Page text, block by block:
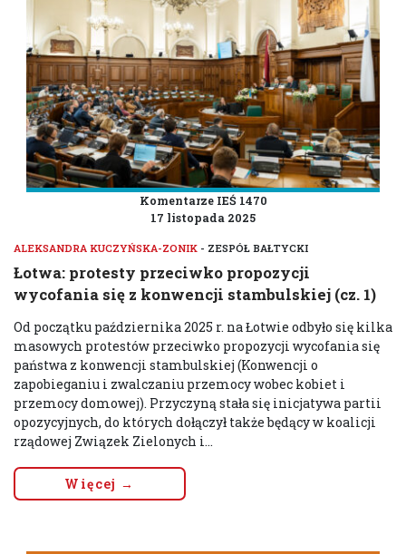
Komentarze IEŚ 1470
17 listopada 2025
ALEKSANDRA KUCZYŃSKA-ZONIK - ZESPÓŁ BAŁTYCKI
Łotwa: protesty przeciwko propozycji
wycofania się z konwencji stambulskiej (cz. 1)
Od początku października 2025 r. na Łotwie odbyło się kilka
masowych protestów przeciwko propozycji wycofania się
państwa z konwencji stambulskiej (Konwencji o
zapobieganiu i zwalczaniu przemocy wobec kobiet i
przemocy domowej). Przyczyną stała się inicjatywa partii
opozycyjnych, do których dołączył także będący w koalicji
rządowej Związek Zielonych i...
Więcej →